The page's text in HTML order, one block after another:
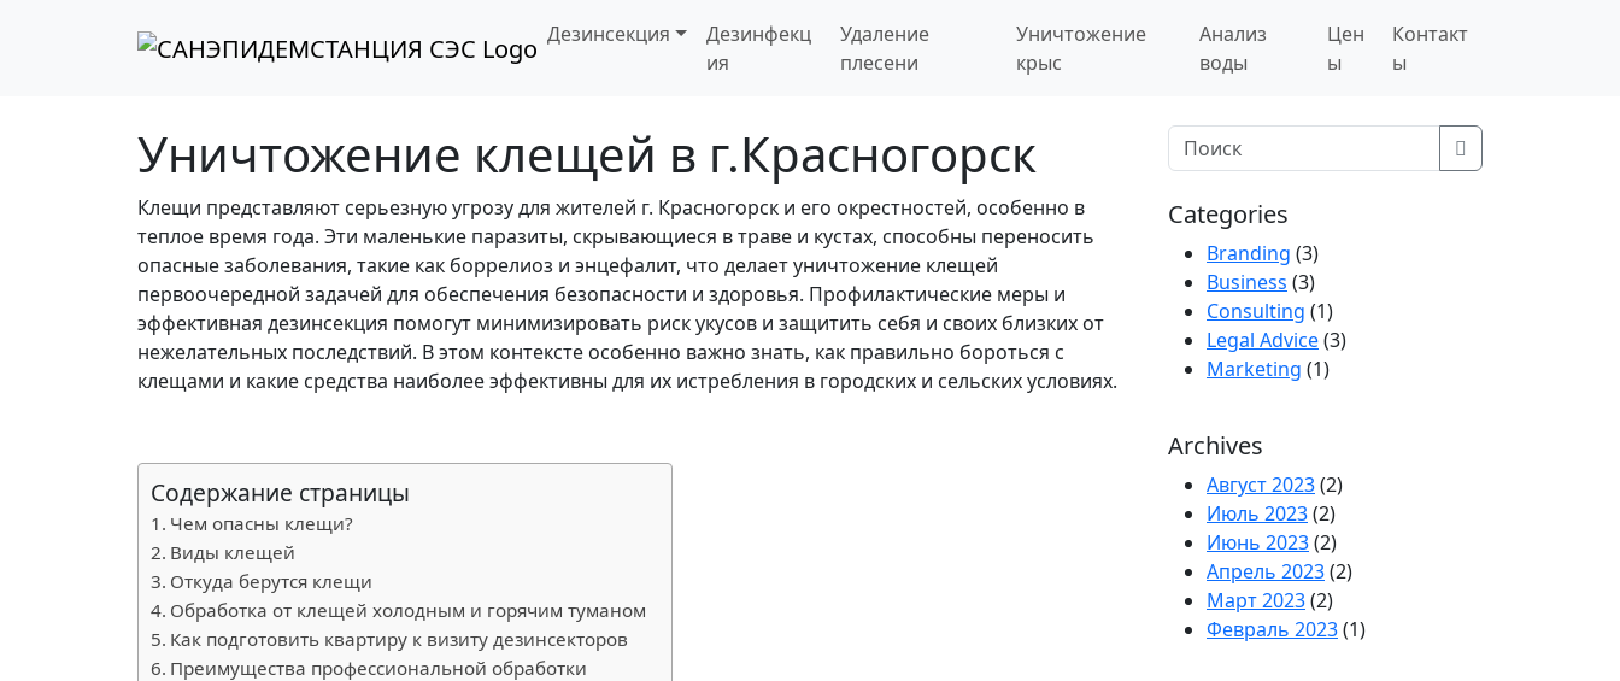
Дезинсекция
Дезинфекц
ия
Удаление
плесени
Уничтожение
крыс
Анализ
воды
Цен
ы
Контакт
ы
Уничтожение клещей в г.Красногорск
Клещи представляют серьезную угрозу для жителей г. Красногорск и его окрестностей, особенно в
теплое время года. Эти маленькие паразиты, скрывающиеся в траве и кустах, способны переносить
опасные заболевания, такие как боррелиоз и энцефалит, что делает уничтожение клещей
первоочередной задачей для обеспечения безопасности и здоровья. Профилактические меры и
эффективная дезинсекция помогут минимизировать риск укусов и защитить себя и своих близких от
нежелательных последствий. В этом контексте особенно важно знать, как правильно бороться с
клещами и какие средства наиболее эффективны для их истребления в городских и сельских условиях.
Содержание страницы
Чем опасны клещи?
Виды клещей
Откуда берутся клещи
Обработка от клещей холодным и горячим туманом
Как подготовить квартиру к визиту дезинсекторов
Преимущества профессиональной обработки
Categories
Branding (3)
Business (3)
Consulting (1)
Legal Advice(3)
Marketing (1)
Archives
Август 2023(2)
Июль 2023(2)
Июнь 2023(2)
Апрель 2023(2)
Март 2023(2)
Февраль 2023(1)